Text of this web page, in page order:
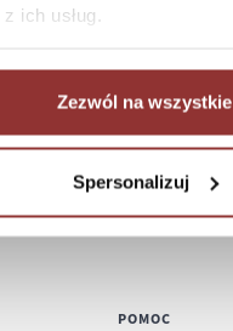
ich usług.
Zezwól na wszystkie
Spersonalizuj
Jak kupować
Czas realizacji zamówienia
Formy płatności
POMOC